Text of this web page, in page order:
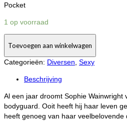
Pocket
1 op voorraad
071:
Cara
Summers
Fantasie
aantal
Toevoegen aan winkelwagen
Categorieën: Diversen Sexy
Beschrijving
Al een jaar droomt Sophie Wainwright
bodyguard. Ooit heeft hij haar leven
heeft genoeg van haar